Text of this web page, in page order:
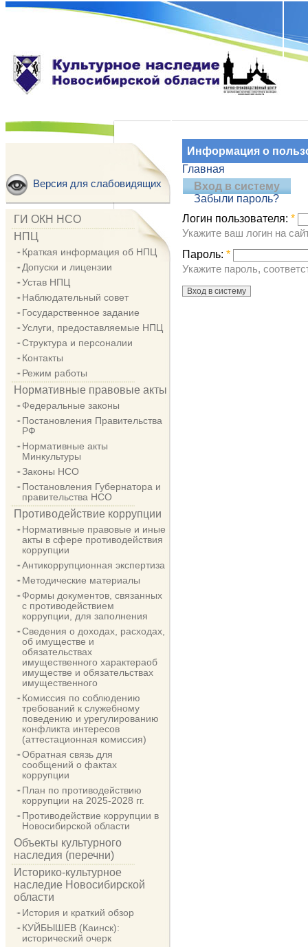
Версия для слабовидящих
ГИ ОКН НСО
НПЦ
Краткая информация об НПЦ
Допуски и лицензии
Устав НПЦ
Наблюдательный совет
Государственное задание
Услуги, предоставляемые НПЦ
Структура и персоналии
Контакты
Режим работы
Нормативные правовые акты
Федеральные законы
Постановления Правительства
РФ
Нормативные акты
Минкультуры
Законы НСО
Постановления Губернатора и
правительства НСО
Противодействие коррупции
Нормативные правовые и иные
акты в сфере противодействия
коррупции
Антикоррупционная экспертиза
Методические материалы
Формы документов, связанных
с противодействием
коррупции, для заполнения
Сведения о доходах, расходах,
об имуществе и
обязательствах
имущественного характераоб
имуществе и обязательствах
имущественного
Комиссия по соблюдению
требований к служебному
поведению и урегулированию
конфликта интересов
(аттестационная комиссия)
Обратная связь для
сообщений о фактах
коррупции
План по противодействию
коррупции на 2025-2028 гг.
Противодействие коррупции в
Новосибирской области
Объекты культурного
наследия (перечни)
Историко-культурное
наследие Новосибирской
области
История и краткий обзор
КУЙБЫШЕВ (Каинск):
исторический очерк
Информация о
Главная
Вход в систему
Забыли пароль?
Логин пользователя: *
Укажите ваш логин на
Пароль: *
Укажите пароль,